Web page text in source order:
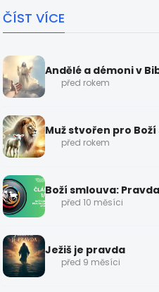
Muž stvořen pro Boží
Kurz: Proč Kristus?
© 2026 Unity Christ